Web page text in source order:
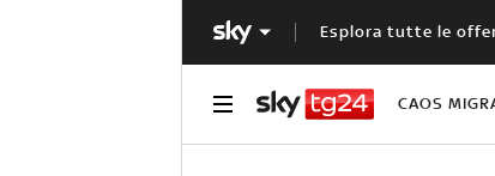
Esplora tutte le
CAOS